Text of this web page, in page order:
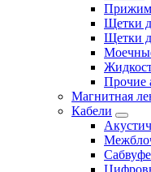
Щетки
Щетки
Прочие
Магнитная
Кабели